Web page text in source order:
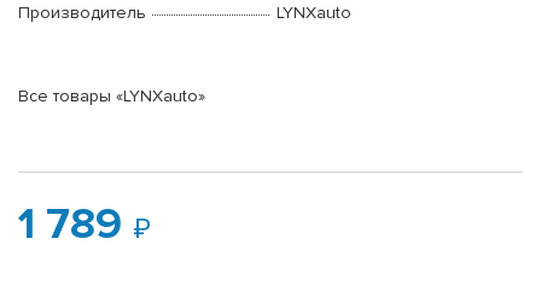
Производитель
LYNXauto
Все товары «LYNXauto»
1 789